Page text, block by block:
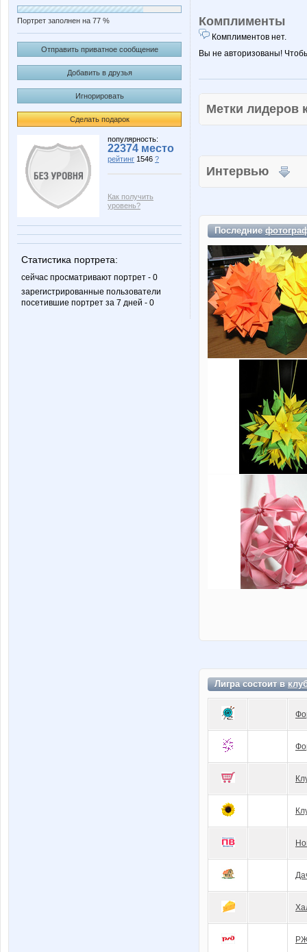
Портрет заполнен на 77 %
Отправить приватное сообщение
Добавить в друзья
Игнорировать
Сделать подарок
популярность:
22374 место
рейтинг 1546 ?
Как получить
уровень?
Статистика портрета:
сейчас просматривают портрет - 0
зарегистрированные пользователи
посетившие портрет за 7 дней - 0
Комплименты
Комплиментов нет.
Вы не авторизованы!
Метки
Интервью
Последние
Лигра состоит в